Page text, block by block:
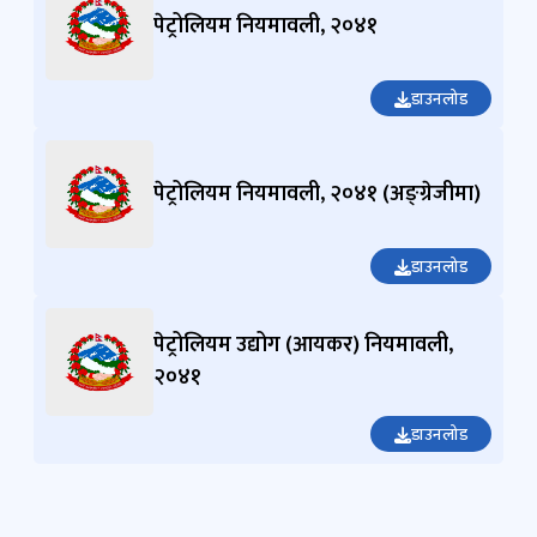
पेट्रोलियम नियमावली, २०४१
डाउनलोड
पेट्रोलियम नियमावली, २०४१ (अङ्ग्रेजीमा)
डाउनलोड
पेट्रोलियम उद्योग (आयकर) नियमावली,
२०४१
डाउनलोड